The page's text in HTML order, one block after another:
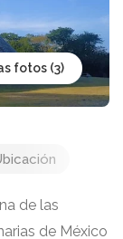
fotos
de las
de México